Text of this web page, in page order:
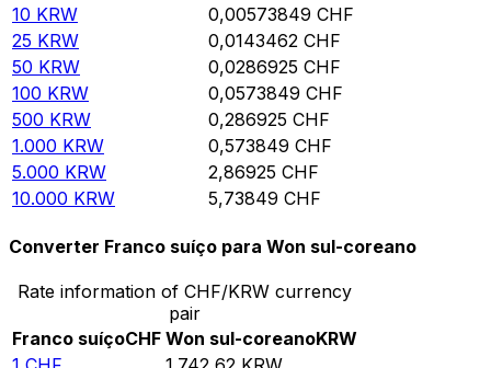
10 KRW 0,00573849 CHF
25 KRW 0,0143462 CHF
50 KRW 0,0286925 CHF
100 KRW 0,0573849 CHF
500 KRW 0,286925 CHF
1.000 KRW 0,573849 CHF
5.000 KRW 2,86925 CHF
10.000 KRW 5,73849 CHF
Converter Franco suíço para Won sul-coreano
Rate information of CHF/KRW currency
pair
Franco suíçoCHF Won sul-coreanoKRW